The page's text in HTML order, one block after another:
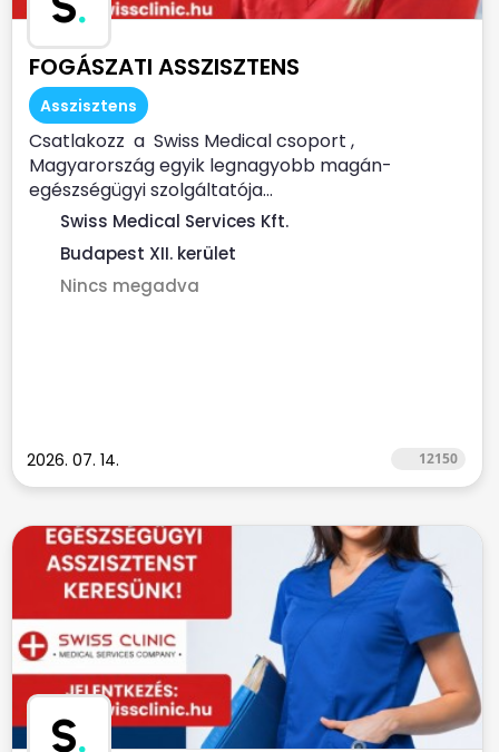
FOGÁSZATI ASSZISZTENS
Asszisztens
Csatlakozz a Swiss Medical csoport ,
Magyarország egyik legnagyobb magán-
egészségügyi szolgáltatója...
Swiss Medical Services Kft.
Budapest XII. kerület
Nincs megadva
2026. 07. 14. 12150
S.